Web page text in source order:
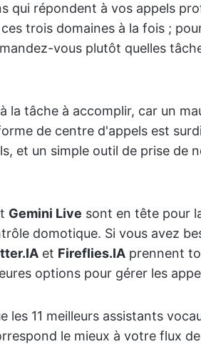
qui répondent à vos appels
trois domaines à la fois ;
vous plutôt quelles
la tâche à accomplir, car un
de centre d'appels est
et un simple outil de prise de
Gemini Live sont en tête pour
domotique. Si vous avez
et Fireflies.IA prennent
options pour gérer les
les 11 meilleurs assistants
le mieux à votre flux